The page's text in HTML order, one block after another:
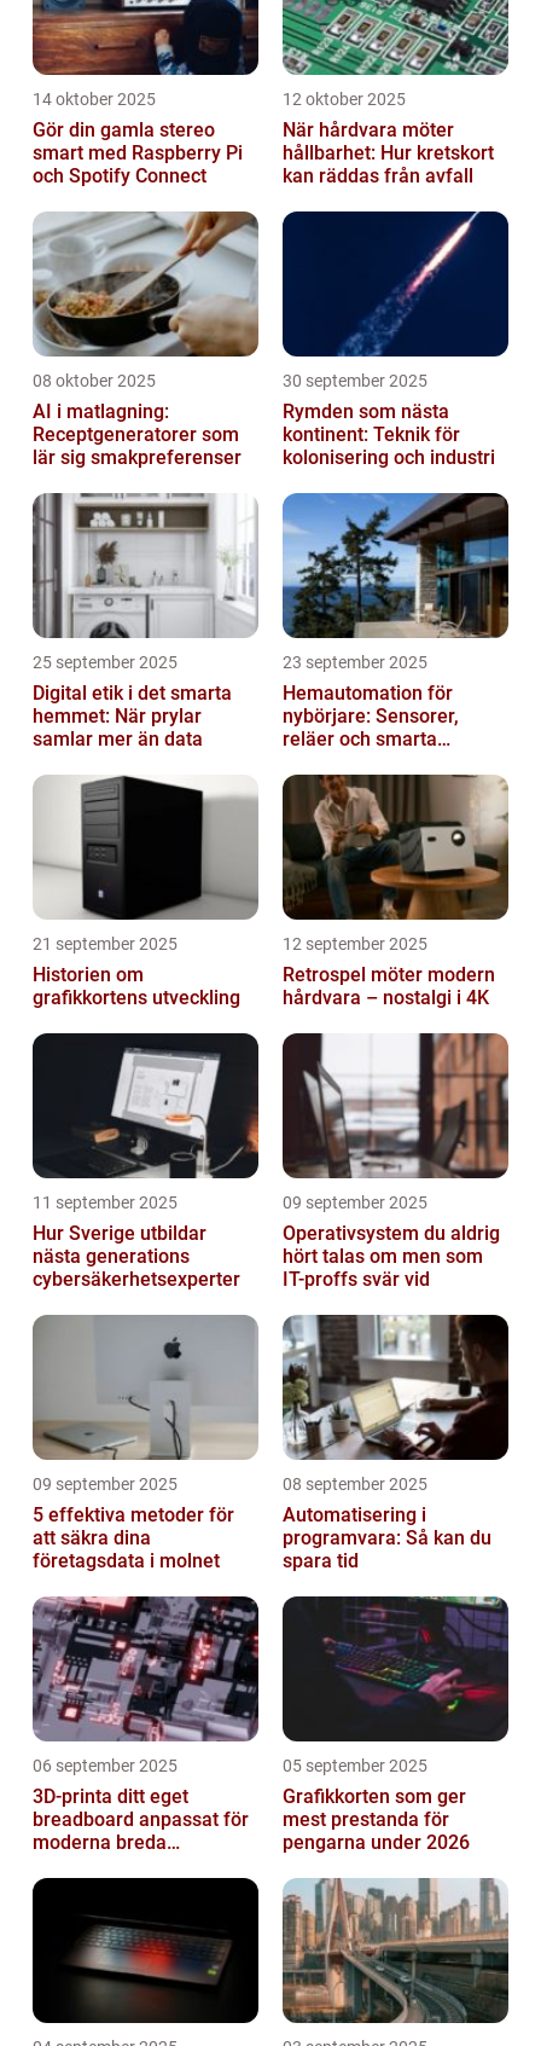
14 oktober 2025
Gör din gamla stereo
smart med Raspberry Pi
och Spotify Connect
12 oktober 2025
När hårdvara möter
hållbarhet: Hur kretskort
kan räddas från avfall
08 oktober 2025
AI i matlagning:
Receptgeneratorer som
lär sig smakpreferenser
30 september 2025
Rymden som nästa
kontinent: Teknik för
kolonisering och industri
25 september 2025
Digital etik i det smarta
hemmet: När prylar
samlar mer än data
23 september 2025
Hemautomation för
nybörjare: Sensorer,
reläer och smarta
21 september 2025
Historien om
grafikkortens utveckling
12 september 2025
Retrospel möter modern
hårdvara – nostalgi i 4K
11 september 2025
Hur Sverige utbildar
nästa generations
cybersäkerhetsexperter
09 september 2025
Operativsystem du aldrig
hört talas om men som
IT-proffs svär vid
09 september 2025
5 effektiva metoder för
att säkra dina
företagsdata i molnet
08 september 2025
Automatisering i
programvara: Så kan du
spara tid
06 september 2025
3D-printa ditt eget
breadboard anpassat för
moderna breda
05 september 2025
Grafikkorten som ger
mest prestanda för
pengarna under 2026